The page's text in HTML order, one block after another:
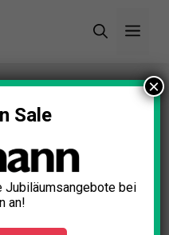
Sale
Jubiläumsangebote bei
an!
×